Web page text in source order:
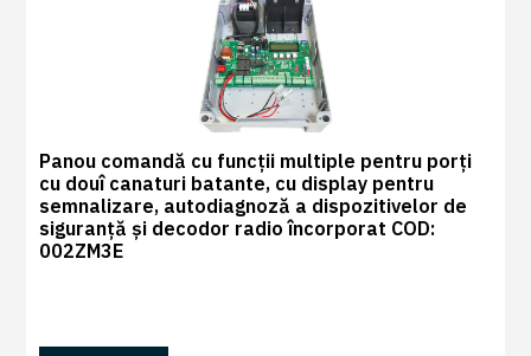
Panou comandă cu funcții multiple pentru porți
cu douî canaturi batante, cu display pentru
semnalizare, autodiagnoză a dispozitivelor de
siguranță și decodor radio încorporat COD:
002ZM3E